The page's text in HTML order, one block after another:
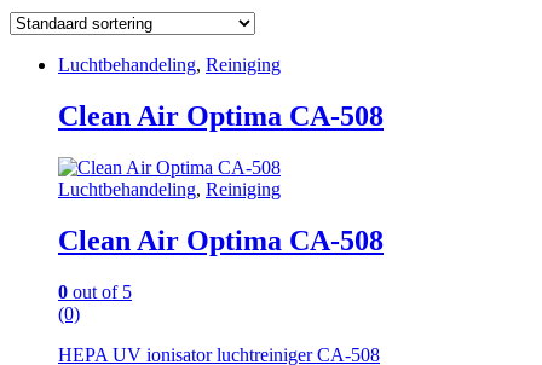
Luchtbehandeling, Reiniging
Clean Air Optima CA-508
Luchtbehandeling, Reiniging
Clean Air Optima CA-508
0 out of 5
(0)
HEPA UV ionisator luchtreiniger CA-508